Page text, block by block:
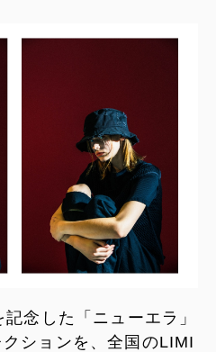
念した「ニューエラ」
ションを、全国のLIMI